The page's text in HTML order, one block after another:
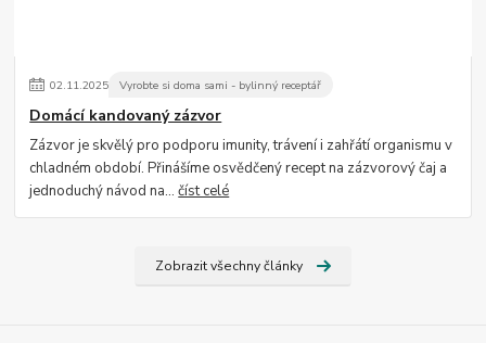
02.11.2025 Vyrobte si doma sami - bylinný receptář
Domácí kandovaný zázvor
Zázvor je skvělý pro podporu imunity, trávení i zahřátí organismu v
chladném období. Přinášíme osvědčený recept na zázvorový čaj a
jednoduchý návod na...číst celé
Zobrazit všechny články